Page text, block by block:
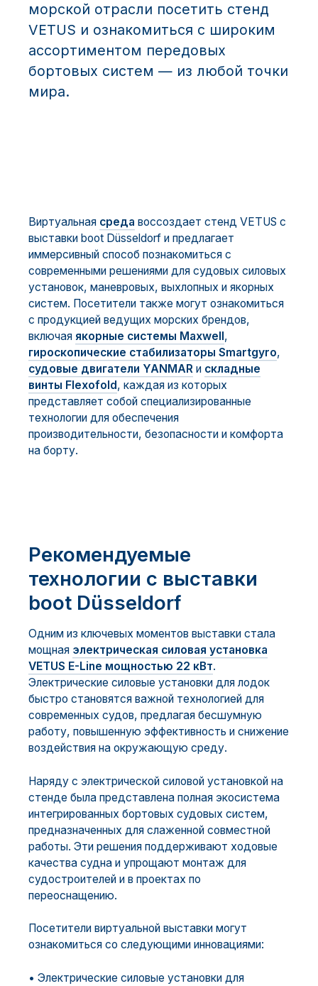
морской отрасли посетить стенд
VETUS и ознакомиться с широким
ассортиментом передовых
бортовых систем — из любой точки
мира.
Виртуальная среда воссоздает стенд VETUS с
выставки boot Düsseldorf и предлагает
иммерсивный способ познакомиться с
современными решениями для судовых силовых
установок, маневровых, выхлопных и якорных
систем. Посетители также могут ознакомиться
с продукцией ведущих морских брендов,
включая якорные системы Maxwell,
гироскопические стабилизаторы Smartgyro,
судовые двигатели YANMAR и складные
винты Flexofold, каждая из которых
представляет собой специализированные
технологии для обеспечения
производительности, безопасности и комфорта
на борту.
Рекомендуемые
технологии с выставки
boot Düsseldorf
Одним из ключевых моментов выставки стала
мощная электрическая силовая установка
VETUS E-Line мощностью 22 кВт.
Электрические силовые установки для лодок
быстро становятся важной технологией для
современных судов, предлагая бесшумную
работу, повышенную эффективность и снижение
воздействия на окружающую среду.
Наряду с электрической силовой установкой на
стенде была представлена полная экосистема
интегрированных бортовых судовых систем,
предназначенных для слаженной совместной
работы. Эти решения поддерживают ходовые
качества судна и упрощают монтаж для
судостроителей и в проектах по
переоснащению.
Посетители виртуальной выставки могут
ознакомиться со следующими инновациями:
• Электрические силовые установки для